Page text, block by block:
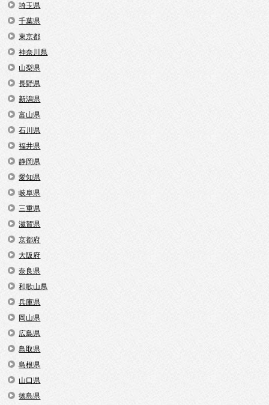
埼玉県
千葉県
東京都
神奈川県
山梨県
長野県
新潟県
富山県
石川県
福井県
静岡県
愛知県
岐阜県
三重県
滋賀県
京都府
大阪府
奈良県
和歌山県
兵庫県
岡山県
広島県
鳥取県
島根県
山口県
徳島県